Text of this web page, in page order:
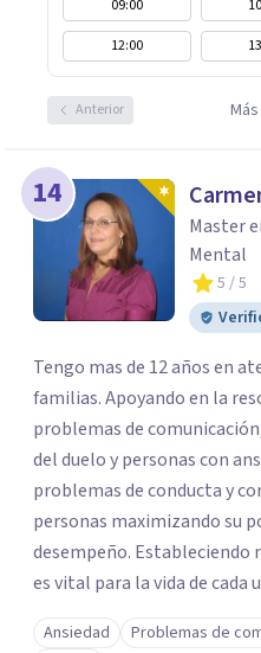
09:00
12:00
Anterior
14
Master
Mental
5 / 5
Tengo mas de 12 años en
familias. Apoyando en la
problemas de
del duelo y personas con
problemas de conducta y
personas maximizando su
desempeño.
es vital para la vida de cada
Ansiedad Problemas de